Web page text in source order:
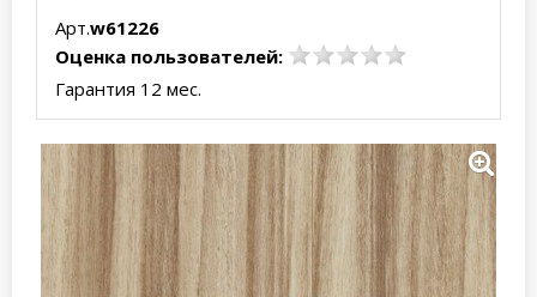
Арт.w61226
Оценка пользователей:
Гарантия 12 мес.